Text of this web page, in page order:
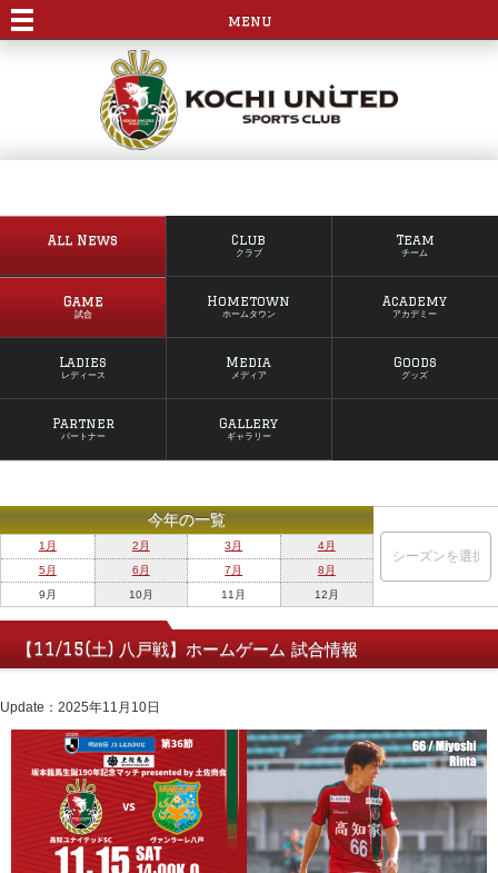
menu
All News Club
クラブ
Team
チーム
Game
試合
Hometown
ホームタウン
Academy
アカデミー
Ladies
レディース
Media
メディア
Goods
グッズ
Partner
パートナー
Gallery
ギャラリー
今年の一覧
1月 2月 3月
4月
5月
6月 7月
8月
9月
10月 11月 12月
【11/15(土) 八戸戦】ホームゲーム 試合情報
Update：2025年11月10日